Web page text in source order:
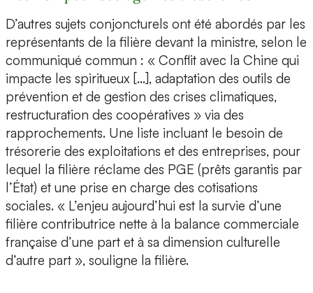
D’autres sujets conjoncturels ont été abordés par les
représentants de la filière devant la ministre, selon le
communiqué commun : « Conflit avec la Chine qui
impacte les spiritueux […], adaptation des outils de
prévention et de gestion des crises climatiques,
restructuration des coopératives » via des
rapprochements. Une liste incluant le besoin de
trésorerie des exploitations et des entreprises, pour
lequel la filière réclame des PGE (prêts garantis par
l’État) et une prise en charge des cotisations
sociales. « L’enjeu aujourd’hui est la survie d’une
filière contributrice nette à la balance commerciale
française d’une part et à sa dimension culturelle
d’autre part », souligne la filière.